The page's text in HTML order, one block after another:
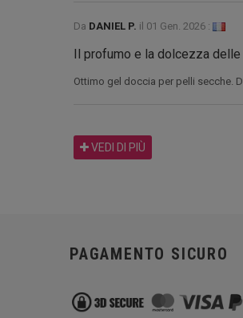
Da DANIEL P. il 01 Gen. 2026 :
Il profumo e la dolcezza
Ottimo gel doccia per pelli secche.
VEDI DI PIÙ
PAGAMENTO SICURO